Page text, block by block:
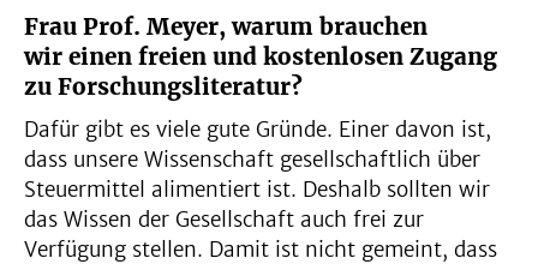
Frau Prof. Meyer, warum brauchen
wir einen freien und kostenlosen Zugang
zu Forschungsliteratur?
Dafür gibt es viele gute Gründe. Einer davon ist,
dass unsere Wissenschaft gesellschaftlich über
Steuermittel alimentiert ist. Deshalb sollten wir
das Wissen der Gesellschaft auch frei zur
Verfügung stellen. Damit ist nicht gemeint, dass